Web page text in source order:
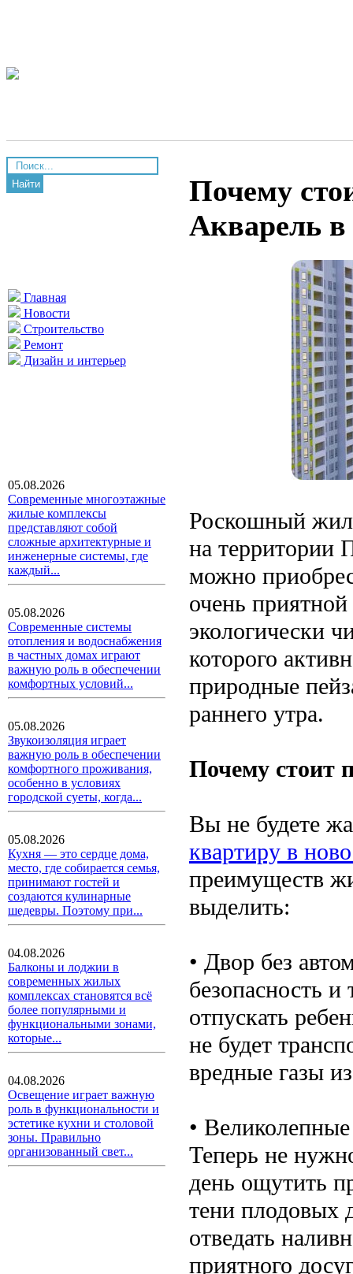
Найти
Главная
Новости
Строительство
Ремонт
Дизайн и интерьер
05.08.2026
Современные многоэтажные
жилые комплексы
представляют собой
сложные архитектурные и
инженерные системы, где
каждый...
05.08.2026
Современные системы
отопления и водоснабжения
в частных домах играют
важную роль в обеспечении
комфортных условий...
05.08.2026
Звукоизоляция играет
важную роль в обеспечении
комфортного проживания,
особенно в условиях
городской суеты, когда...
05.08.2026
Кухня — это сердце дома,
место, где собирается семья,
принимают гостей и
создаются кулинарные
шедевры. Поэтому при...
04.08.2026
Балконы и лоджии в
современных жилых
комплексах становятся всё
более популярными и
функциональными зонами,
которые...
04.08.2026
Освещение играет важную
роль в функциональности и
эстетике кухни и столовой
зоны. Правильно
организованный свет...
Почему
Акварель в
Роскошный
на территории
можно
очень
экологически
которого
природные
раннего утра.
Почему стоит
Вы не будете
квартиру в
преимуществ
выделить:
• Двор без
безопасность
отпускать
не будет
вредные газы
•
Теперь не
день ощутить
тени плодовых
отведать
приятного